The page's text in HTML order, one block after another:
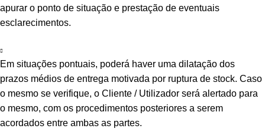
apurar o ponto de situação e prestação de eventuais
esclarecimentos.
Em situações pontuais, poderá haver uma dilatação dos
prazos médios de entrega motivada por ruptura de stock. Caso
o mesmo se verifique, o Cliente / Utilizador será alertado para
o mesmo, com os procedimentos posteriores a serem
acordados entre ambas as partes.